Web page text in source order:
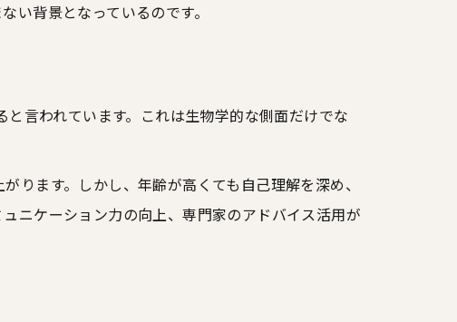
い背景となっているのです。
言われています。これは生物学的な側面だけでな
ります。しかし、年齢が高くても自己理解を深め、
ニケーション力の向上、専門家のアドバイス活用が